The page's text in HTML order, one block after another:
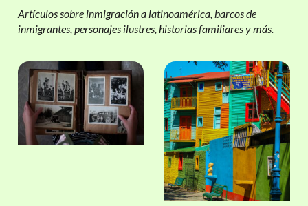
Artículos sobre inmigración a latinoamérica, barcos de
inmigrantes, personajes ilustres, historias familiares y más.